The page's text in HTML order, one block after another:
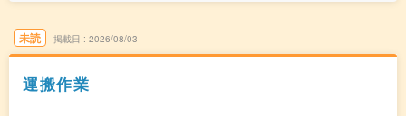
未読 掲載日 2026/08/03
運搬作業